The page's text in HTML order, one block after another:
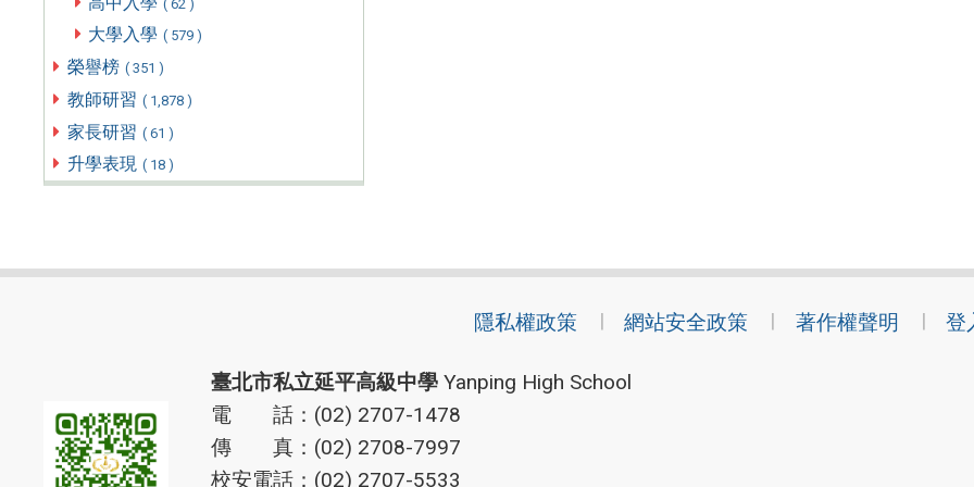
( 62 )
大學入學 ( 579 )
榮譽榜 ( 351 )
教師研習 ( 1,878 )
家長研習 ( 61 )
升學表現 ( 18 )
隱私權政策 網站安全政策 著作權聲明 登
臺北市私立延平高級中學Yanping High School
電 話：(02) 2707-1478
傳 真：(02) 2708-7997
校安電話：(02) 2707-5533